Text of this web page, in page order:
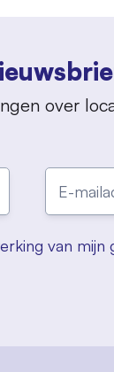
over
van mijn